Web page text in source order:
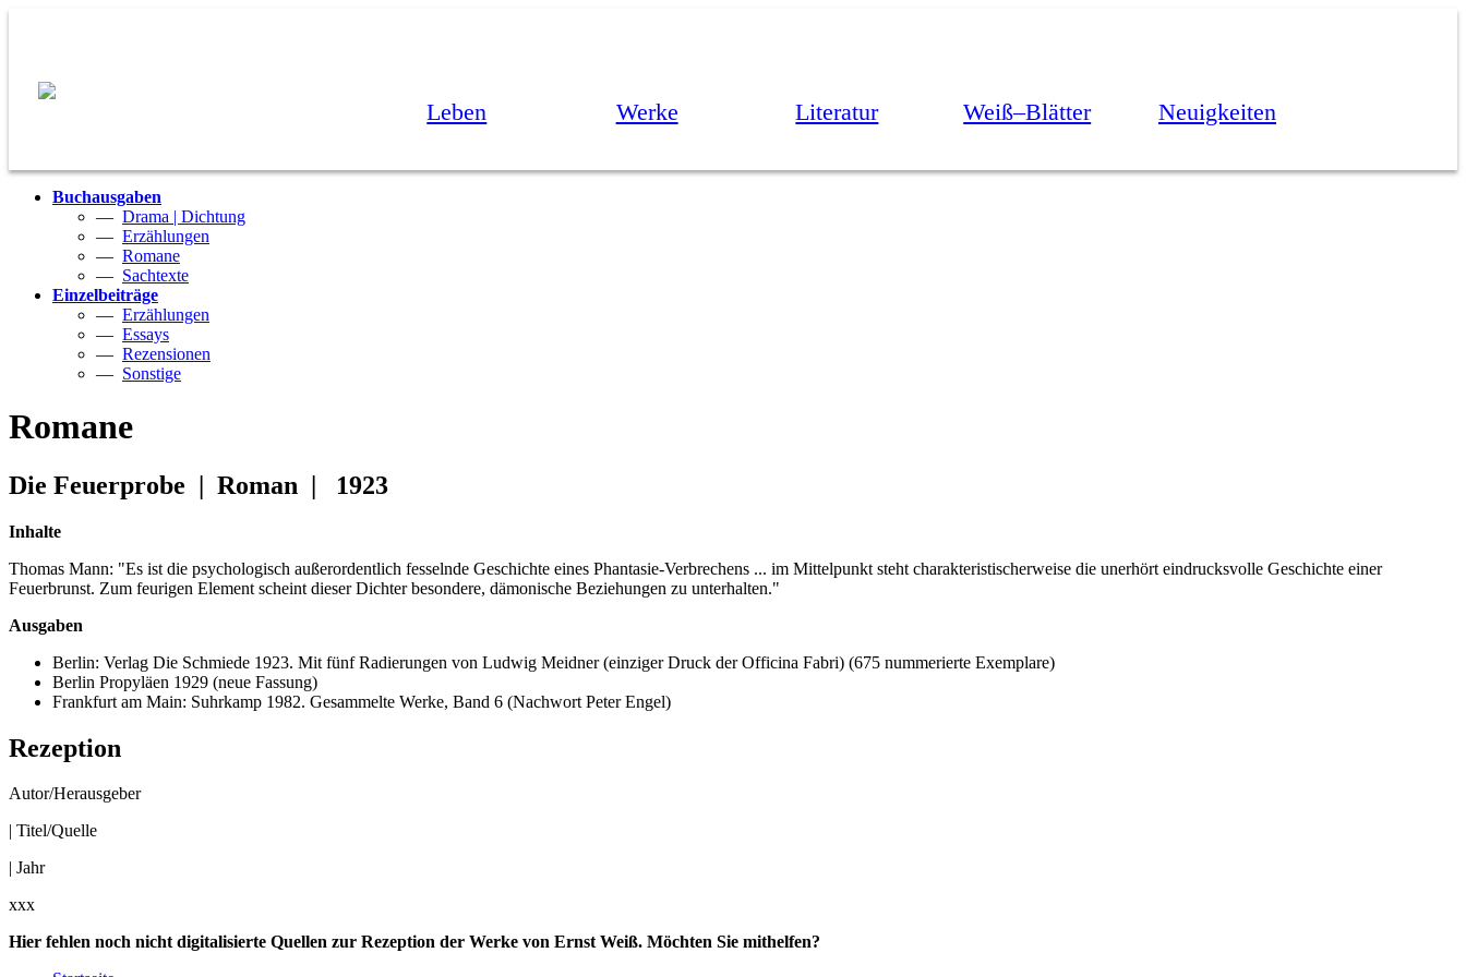
Leben Werke Literatur Weiß–Blätter Neuigkeiten
Buchausgaben
— Drama | Dichtung
— Erzählungen
— Romane
— Sachtexte
Einzelbeiträge
— Erzählungen
— Essays
— Rezensionen
— Sonstige
Romane
Die Feuerprobe | Roman | 1923
Inhalte
Thomas Mann: "Es ist die psychologisch außerordentlich fesselnde Geschichte eines Phantasie-Verbrechens ... im Mittelpunkt steht charakteristischerweise die unerhört eindrucksvolle Geschichte einer
Feuerbrunst. Zum feurigen Element scheint dieser Dichter besondere, dämonische Beziehungen zu unterhalten."
Ausgaben
Berlin: Verlag Die Schmiede 1923. Mit fünf Radierungen von Ludwig Meidner (einziger Druck der Officina Fabri) (675 nummerierte Exemplare)
Berlin Propyläen 1929 (neue Fassung)
Frankfurt am Main: Suhrkamp 1982. Gesammelte Werke, Band 6 (Nachwort Peter Engel)
Rezeption
Autor/Herausgeber
| Titel/Quelle
| Jahr
xxx
Hier fehlen noch nicht digitalisierte Quellen zur Rezeption der Werke von Ernst Weiß. Möchten Sie mithelfen?